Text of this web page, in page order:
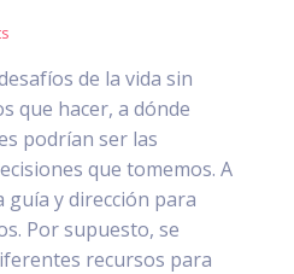
de la vida sin
que hacer, a dónde
podrían ser las
que tomemos. A
guía y dirección para
Por supuesto, se
recursos para